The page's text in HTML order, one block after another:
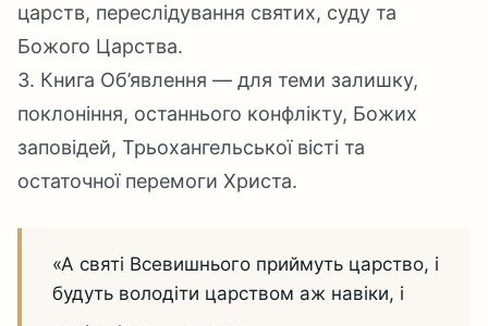
царств, переслідування святих, суду та
Божого Царства.
3. Книга Об’явлення — для теми залишку,
поклоніння, останнього конфлікту, Божих
заповідей, Трьохангельської вісті та
остаточної перемоги Христа.
«А святі Всевишнього приймуть царство, і
будуть володіти царством аж навіки, і